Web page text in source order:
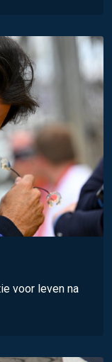
voor leven na